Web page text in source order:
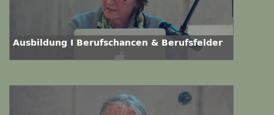
Ausbildung I Berufschancen & Berufsfelder